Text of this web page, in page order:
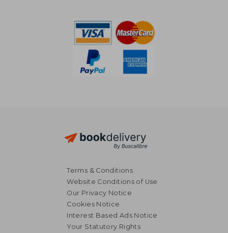
Terms & Conditions
Website Conditions of Use
Our Privacy Notice
Cookies Notice
Interest Based Ads Notice
Your Statutory Rights